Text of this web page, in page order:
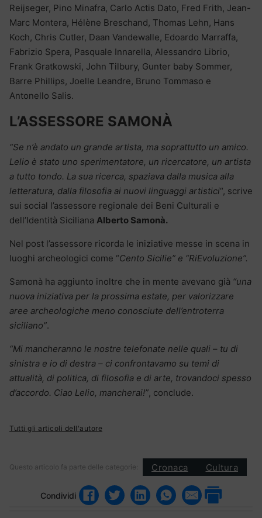
Reijseger, Pino Minafra, Carlo Actis Dato, Fred Frith, Jean-
Marc Montera, Hélène Breschand, Thomas Lehn, Hans
Koch, Chris Cutler, Daan Vandewalle, Edoardo Marraffa,
Fabrizio Spera, Pasquale Innarella, Alessandro Librio,
Frank Gratkowski, John Tilbury, Gunter baby Sommer,
Barre Phillips, Joelle Leandre, Bruno Tommaso e
Antonello Salis.
L’ASSESSORE SAMONÀ
“Se n’è andato un grande artista, ma soprattutto un amico.
Lelio è stato uno sperimentatore, un ricercatore, un artista
a tutto tondo. La sua ricerca, spaziava dalla musica alla
letteratura, dalla filosofia ai nuovi linguaggi artistici“, scrive
sui social l’assessore regionale dei Beni Culturali e
dell’Identità Siciliana Alberto Samonà.
Nel post l’assessore ricorda le iniziative messe in scena in
luoghi archeologici come “Cento Sicilie” e “RiEvoluzione”.
Samonà ha aggiunto inoltre che in mente avevano già “una
nuova iniziativa per la prossima estate, per valorizzare
aree archeologiche meno conosciute dell’entroterra
siciliano”.
“Mi mancheranno le nostre telefonate nelle quali – tu di
sinistra e io di destra – ci confrontavamo su temi di
attualità, di politica, di filosofia e di arte, trovandoci spesso
d’accordo. Ciao Lelio, mancherai!”, conclude.
Tutti gli articoli dell'autore
Questo articolo fa parte delle categorie: Cronaca Cultura
Condividi